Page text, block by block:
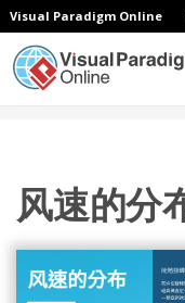
Visual Paradigm Online
风速的分